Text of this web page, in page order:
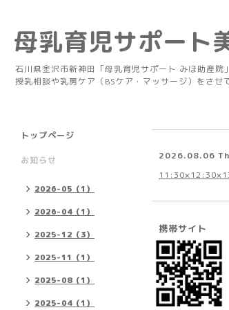
母乳育児サポート
石川県金沢市新神田「母乳育児サポート みほ助産
授乳相談や乳房ケア（BSケア・マッサージ）をさせ
トップページ
お知らせ
2026-05（1）
2026-04（1）
2025-12（3）
2025-11（1）
2025-08（1）
2025-04（1）
2026.08.06
携帯サイト